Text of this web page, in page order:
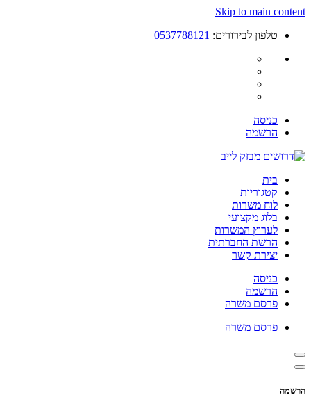
Skip to main content
טלפון לבירורים: 0537788121
כניסה
הרשמה
בית
קטגוריות
לוח משרות
בלוג מקצועי
לערוץ המשרות
הרשת החברתית
יצירת קשר
כניסה
הרשמה
פרסם משרה
פרסם משרה
הרשמה